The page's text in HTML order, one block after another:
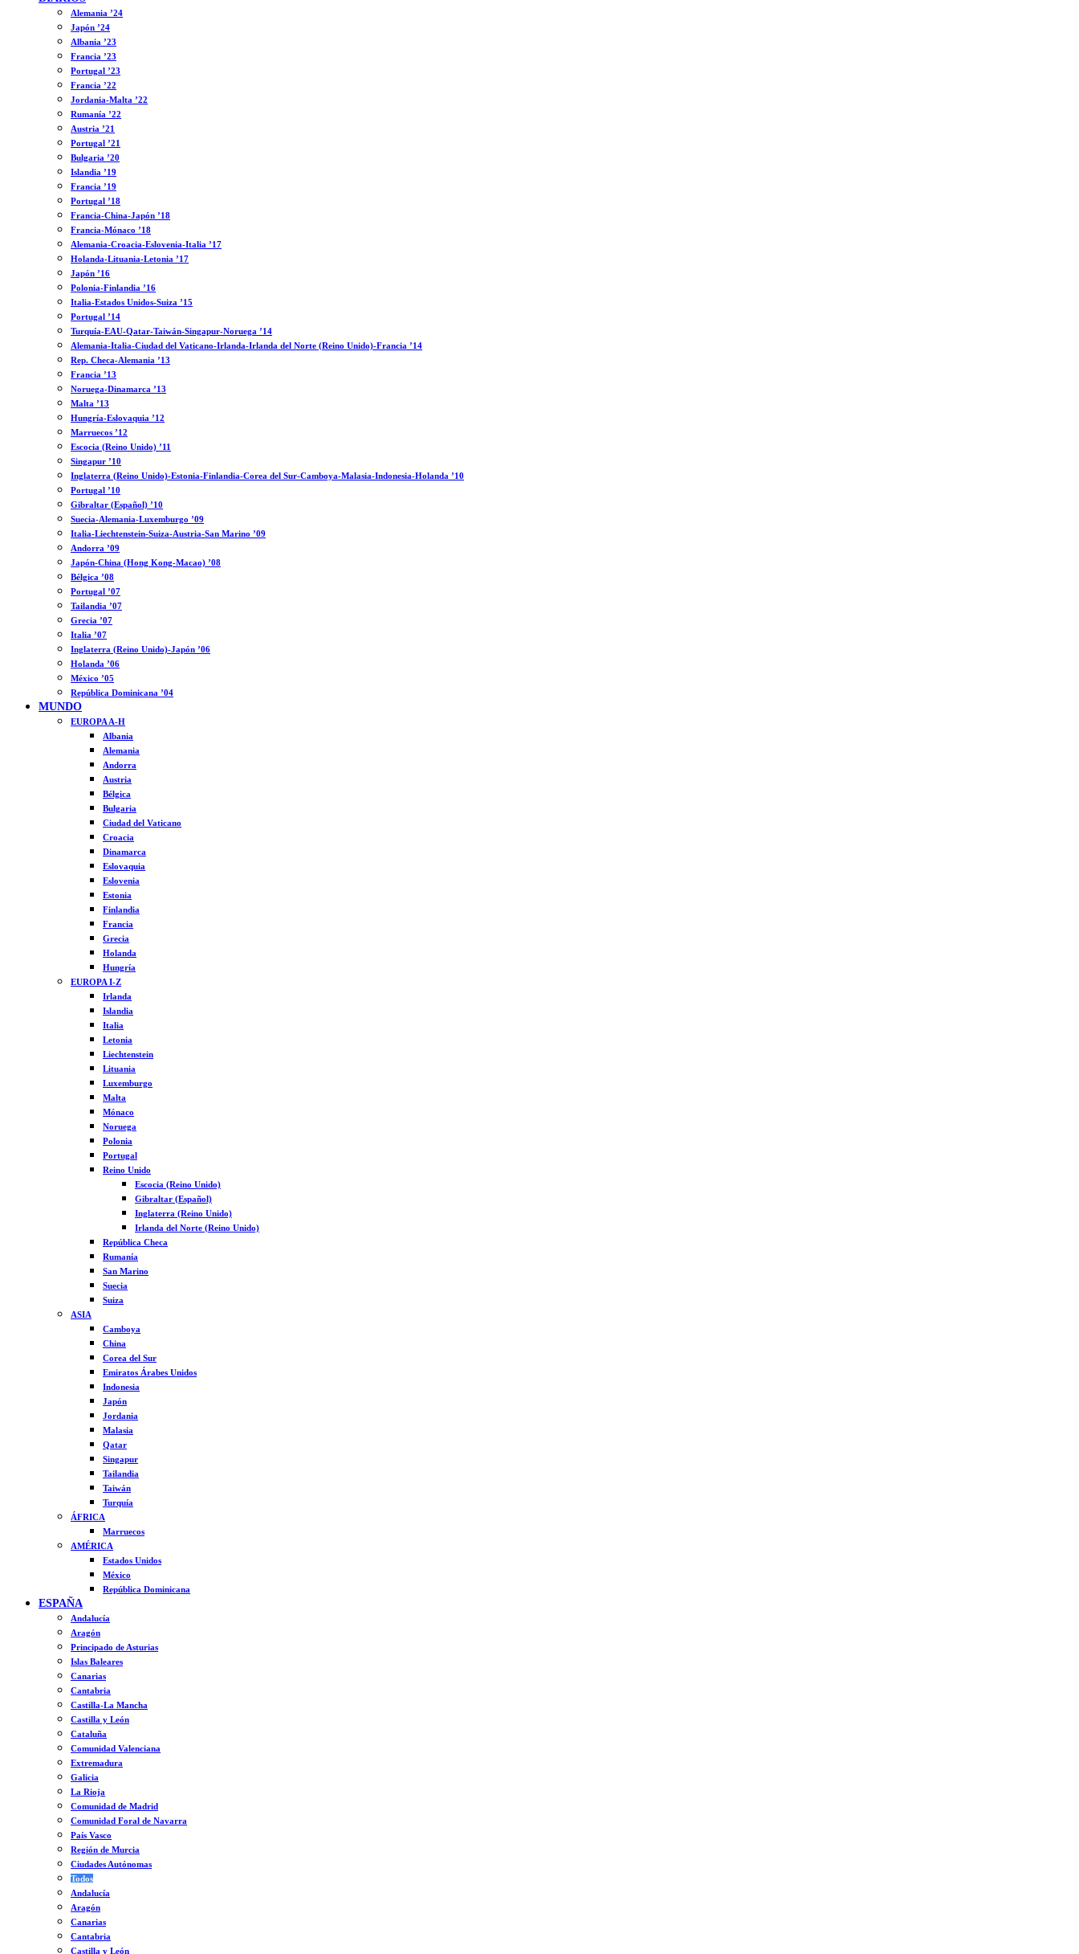
Alemania ’24
Japón ’24
Albania ’23
Francia ’23
Portugal ’23
Francia ’22
Jordania-Malta ’22
Rumanía ’22
Austria ’21
Portugal ’21
Bulgaria ’20
Islandia ’19
Francia ’19
Portugal ’18
Francia-China-Japón ’18
Francia-Mónaco ’18
Alemania-Croacia-Eslovenia-Italia ’17
Holanda-Lituania-Letonia ’17
Japón ’16
Polonia-Finlandia ’16
Italia-Estados Unidos-Suiza ’15
Portugal ’14
Turquía-EAU-Qatar-Taiwán-Singapur-Noruega ’14
Alemania-Italia-Ciudad del Vaticano-Irlanda-Irlanda del Norte (Reino Unido)-Francia ’14
Rep. Checa-Alemania ’13
Francia ’13
Noruega-Dinamarca ’13
Malta ’13
Hungría-Eslovaquia ’12
Marruecos ’12
Escocia (Reino Unido) ’11
Singapur ’10
Inglaterra (Reino Unido)-Estonia-Finlandia-Corea del Sur-Camboya-Malasia-Indonesia-Holanda ’10
Portugal ’10
Gibraltar (Español) ’10
Suecia-Alemania-Luxemburgo ’09
Italia-Liechtenstein-Suiza-Austria-San Marino ’09
Andorra ’09
Japón-China (Hong Kong-Macao) ’08
Bélgica ’08
Portugal ’07
Tailandia ’07
Grecia ’07
Italia ’07
Inglaterra (Reino Unido)-Japón ’06
Holanda ’06
México ’05
República Dominicana ’04
MUNDO
EUROPA A-H
Albania
Alemania
Andorra
Austria
Bélgica
Bulgaria
Ciudad del Vaticano
Croacia
Dinamarca
Eslovaquia
Eslovenia
Estonia
Finlandia
Francia
Grecia
Holanda
Hungría
EUROPA I-Z
Irlanda
Islandia
Italia
Letonia
Liechtenstein
Lituania
Luxemburgo
Malta
Mónaco
Noruega
Polonia
Portugal
Reino Unido
Escocia (Reino Unido)
Gibraltar (Español)
Inglaterra (Reino Unido)
Irlanda del Norte (Reino Unido)
República Checa
Rumanía
San Marino
Suecia
Suiza
ASIA
Camboya
China
Corea del Sur
Emiratos Árabes Unidos
Indonesia
Japón
Jordania
Malasia
Qatar
Singapur
Tailandia
Taiwán
Turquía
ÁFRICA
Marruecos
AMÉRICA
Estados Unidos
México
República Dominicana
ESPAÑA
Andalucía
Aragón
Principado de Asturias
Islas Baleares
Canarias
Cantabria
Castilla-La Mancha
Castilla y León
Cataluña
Comunidad Valenciana
Extremadura
Galicia
La Rioja
Comunidad de Madrid
Comunidad Foral de Navarra
País Vasco
Región de Murcia
Ciudades Autónomas
Todos
Andalucía
Aragón
Canarias
Cantabria
Castilla y León